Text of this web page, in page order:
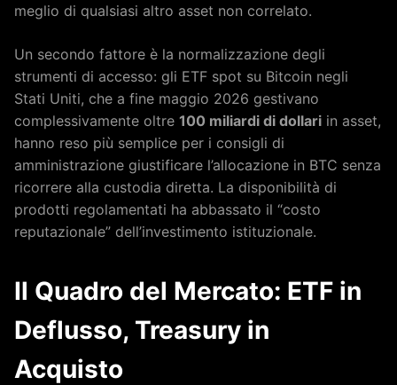
meglio di qualsiasi altro asset non correlato.
Un secondo fattore è la normalizzazione degli
strumenti di accesso: gli ETF spot su Bitcoin negli
Stati Uniti, che a fine maggio 2026 gestivano
complessivamente oltre 100 miliardi di dollari in asset,
hanno reso più semplice per i consigli di
amministrazione giustificare l’allocazione in BTC senza
ricorrere alla custodia diretta. La disponibilità di
prodotti regolamentati ha abbassato il “costo
reputazionale” dell’investimento istituzionale.
Il Quadro del Mercato: ETF in
Deflusso, Treasury in
Acquisto